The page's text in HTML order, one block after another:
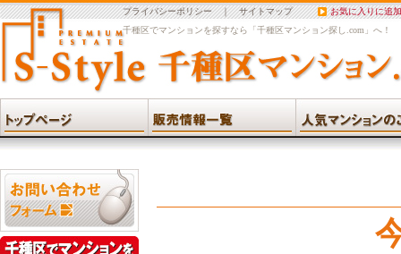
プライバシーポリシー｜サイトマップ
お気に入りに追加
千種区でマンションを探すなら「千種区マンション探し.com」へ！